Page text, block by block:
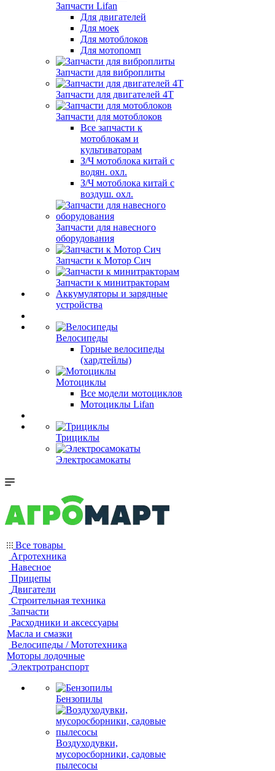
Запчасти Lifan
Для двигателей
Для моек
Для мотоблоков
Для мотопомп
Запчасти для виброплиты
Запчасти для двигателей 4Т
Запчасти для мотоблоков
Все запчасти к
мотоблокам и
культиваторам
З/Ч мотоблока китай с
водян. охл.
З/Ч мотоблока китай с
воздуш. охл.
Запчасти для навесного
оборудования
Запчасти к Мотор Сич
Запчасти к минитракторам
Аккумуляторы и зарядные
устройства
Велосипеды
Горные велосипеды
(хардтейлы)
Мотоциклы
Все модели мотоциклов
Мотоциклы Lifan
Трициклы
Электросамокаты
Все товары
Агротехника
Навесное
Прицепы
Двигатели
Строительная техника
Запчасти
Расходники и аксессуары
Масла и смазки
Велосипеды / Мототехника
Моторы лодочные
Электротранспорт
Бензопилы
Воздуходувки,
мусоросборники, cадовые
пылесосы